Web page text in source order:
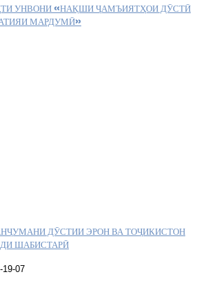
УНВОНИ «НАҚШИ ҶАМЪИЯТҲОИ ДӮСТӢ
МАРДУМӢ»
ДӮСТИИ ЭРОН ВА ТОҶИКИСТОН
ШАБИСТАРӢ